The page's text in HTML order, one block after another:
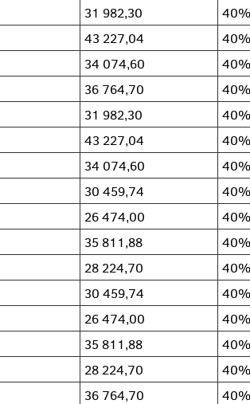
31 982,30
40%
43 227,04
40%
34 074,60
40%
36 764,70
40%
31 982,30
40%
43 227,04
40%
34 074,60
40%
30 459,74
40%
26 474,00
40%
35 811,88
40%
28 224,70
40%
30 459,74
40%
26 474,00
40%
35 811,88
40%
28 224,70
40%
36 764,70
40%